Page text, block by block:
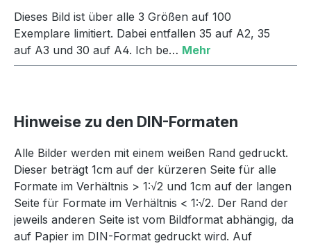
Dieses Bild ist über alle 3 Größen auf 100
Exemplare limitiert. Dabei entfallen 35 auf A2, 35
auf A3 und 30 auf A4. Ich be… Mehr
Hinweise zu den DIN-Formaten
Alle Bilder werden mit einem weißen Rand gedruckt.
Dieser beträgt 1cm auf der kürzeren Seite für alle
Formate im Verhältnis > 1:√2 und 1cm auf der langen
Seite für Formate im Verhältnis < 1:√2. Der Rand der
jeweils anderen Seite ist vom Bildformat abhängig, da
auf Papier im DIN-Format gedruckt wird. Auf